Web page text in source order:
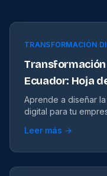
TRANSFORMACIÓN
Ecuador: Hoja
Aprende a diseñar
digital para tu
Leer más →